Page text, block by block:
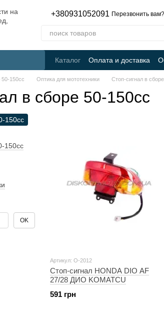
+380931052091 Перезвонить вам?
Каталог Оплата и доставка
50-150cc Оптика для мототехники Стоп-сигнал в
в сборе 50-150cc
Артикул: O-2012
Стоп-сигнал HONDA DIO AF
27/28 ДИО KOMATCU
591 грн
150cc
150cc
OK